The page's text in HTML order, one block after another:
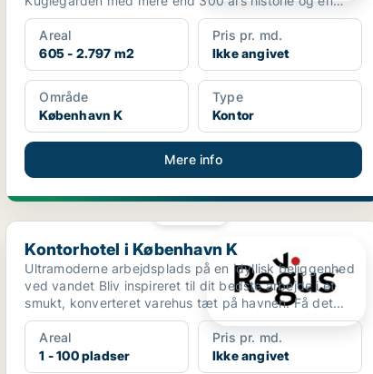
att...
Areal
605 - 2.797 m2
Pris pr. md.
Ikke angivet
Område
København K
Type
Kontor
Mere info
Kontorhotel i København K
Kontorhotel i København K
Ultramoderne arbejdsplads på en idyllisk beliggenhed
ved vandet Bliv inspireret til dit bedste arbejde i et
smukt, konverteret varehus tæt på havnen. Få det...
Areal
1 - 100 pladser
Pris pr. md.
Ikke angivet